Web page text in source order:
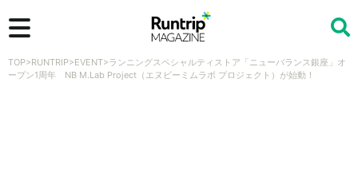
検索
TOP>RUNTRIP>EVENT>ランニングスペシャルティストア「ニューバランス銀座」オ
ープン1周年 NB M.Lab Project（エヌビーミムラボ プロジェクト）が始動！